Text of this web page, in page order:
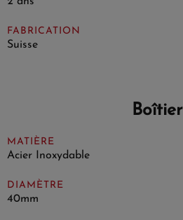
FABRICATION
Suisse
Boîtier
MATIÈRE
Acier Inoxydable
DIAMÈTRE
40mm